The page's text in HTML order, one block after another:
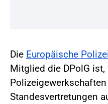
Die Europäische
Mitglied die DPolG ist,
Standesvertretungen